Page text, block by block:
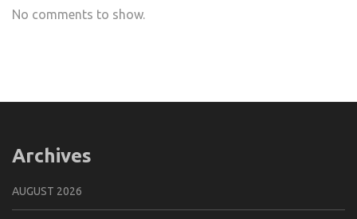
No comments to show.
Archives
AUGUST 2026